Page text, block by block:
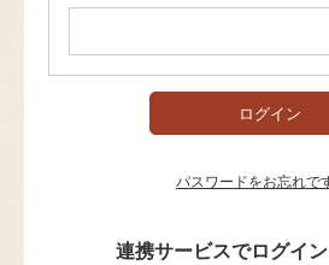
須
)
ログイン
パスワードをお忘れで
連携サービスでログイ